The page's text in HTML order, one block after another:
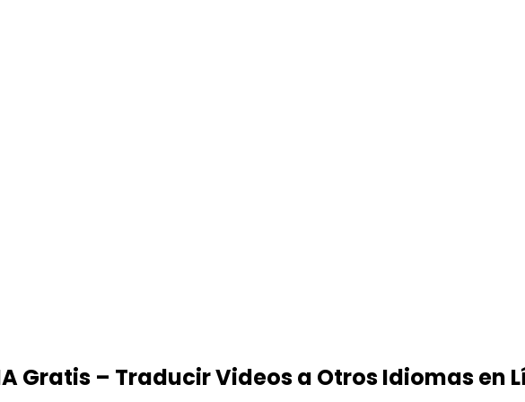
Gratis – Traducir Videos a Otros Idiomas en